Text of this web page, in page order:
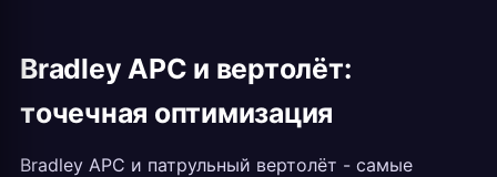
Bradley APC и вертолёт:
точечная оптимизация
Bradley APC и патрульный вертолёт - самые